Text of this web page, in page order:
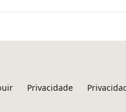
Privacidade